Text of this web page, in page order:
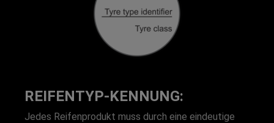
REIFENTYP-KENNUNG:
Jedes Reifenprodukt muss durch eine eindeutige